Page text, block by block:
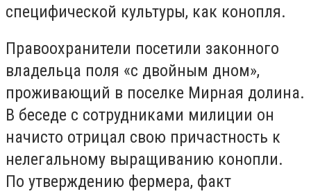
специфической культуры, как конопля.
Правоохранители посетили законного
владельца поля «с двойным дном»,
проживающий в поселке Мирная долина.
В беседе с сотрудниками милиции он
начисто отрицал свою причастность к
нелегальному выращиванию конопли.
По утверждению фермера, факт